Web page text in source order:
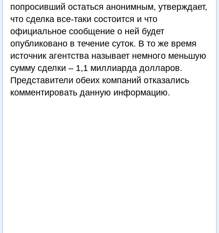
попросивший остаться анонимным, утверждает,
что сделка все-таки состоится и что
официальное сообщение о ней будет
опубликовано в течение суток. В то же время
источник агентства называет немного меньшую
сумму сделки – 1,1 миллиарда долларов.
Представители обеих компаний отказались
комментировать данную информацию.